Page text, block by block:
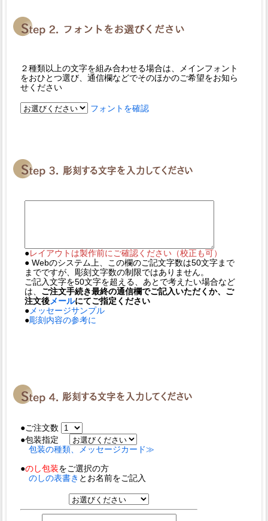
２種類以上の文字を組み合わせる場合は、メインフォント
をおひとつ選び、通信欄などでそのほかのご希望をお知ら
せください
フォントを確認
●レイアウトは製作前にご確認ください（校正も可）
● Webのシステム上、この欄のご記文字数は50文字まで
までですが、彫刻文字数の制限ではありません。
ご記入文字を50文字を超える、あとで考えたい場合など
は、 ご注文手続き最終の通信欄でご記入いただくか、ご
注文後メールにてご指定ください
●メッセージサンプル
●彫刻内容の参考に
●ご注文数
●包装指定
包装の種類、メッセージカード≫
●のし包装をご選択の方
のしの表書き とお名前をご記入